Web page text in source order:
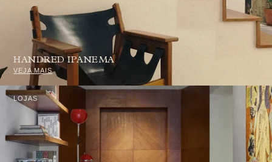
HANDRED IPANEMA
VEJA MAIS
LOJAS